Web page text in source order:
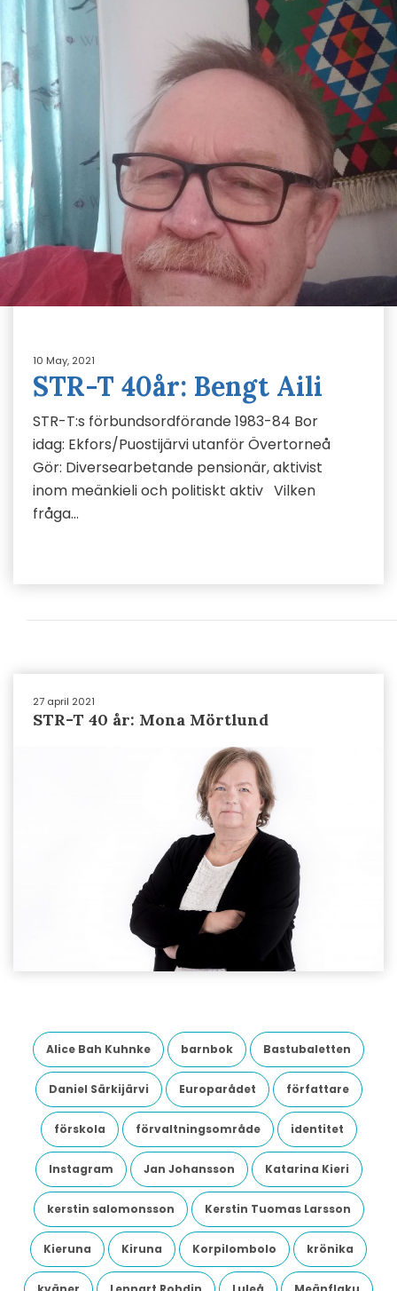
10 May, 2021
STR-T 40år: Bengt Aili
STR-T:s förbundsordförande 1983-84 Bor
idag: Ekfors/Puostijärvi utanför Övertorneå
Gör: Diversearbetande pensionär, aktivist
inom meänkieli och politiskt aktiv Vilken
fråga…
27 april 2021
STR-T 40 år: Mona Mörtlund
Alice Bah Kuhnke barnbok Bastubaletten
Daniel Särkijärvi Europarådet författare
förskola förvaltningsområde identitet
Instagram Jan Johansson Katarina Kieri
kerstin salomonsson Kerstin Tuomas Larsson
Kieruna Kiruna Korpilombolo krönika